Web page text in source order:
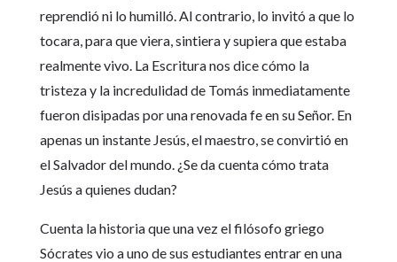
reprendió ni lo humilló. Al contrario, lo invitó a que lo
tocara, para que viera, sintiera y supiera que estaba
realmente vivo. La Escritura nos dice cómo la
tristeza y la incredulidad de Tomás inmediatamente
fueron disipadas por una renovada fe en su Señor. En
apenas un instante Jesús, el maestro, se convirtió en
el Salvador del mundo. ¿Se da cuenta cómo trata
Jesús a quienes dudan?
Cuenta la historia que una vez el filósofo griego
Sócrates vio a uno de sus estudiantes entrar en una